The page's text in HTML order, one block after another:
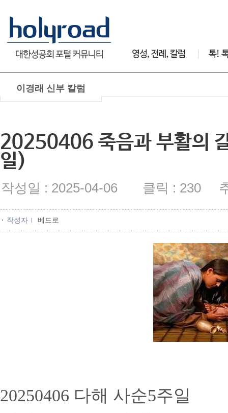
이경래 신부 칼럼
20250406 죽음과 부활의
일)
작성일 : 2025-04-06 클릭 : 230
작성자 베드로
20250406 다해 사순5주일